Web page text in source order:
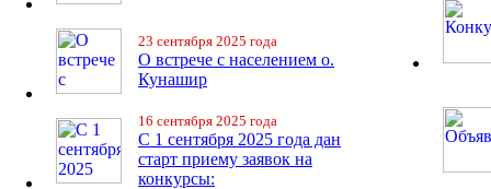
23 сентября 2025 года
О встрече с населением о.
Кунашир
16 сентября 2025 года
С 1 сентября 2025 года дан
старт приему заявок на
конкурсы: